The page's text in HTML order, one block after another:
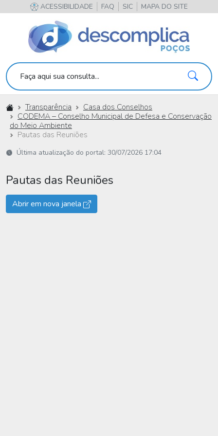
ACESSIBILIDADE FAQ SIC MAPA DO SITE
Faça aqui sua consulta...
Início Transparência
Casa dos Conselhos
CODEMA – Conselho Municipal de Defesa e Conservação
do Meio Ambiente
Pautas das Reuniões
Última atualização do portal: 30/07/2026 17:04
Pautas das Reuniões
Abrir em nova janela